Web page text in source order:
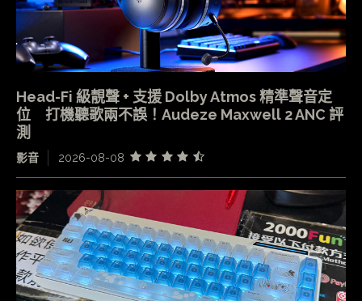
Head-Fi 級靚聲 + 支援 Dolby Atmos 精準聲音定
位 打機聽歌兩不誤！Audeze Maxwell 2 ANC 評
測
影音 2026-08-08